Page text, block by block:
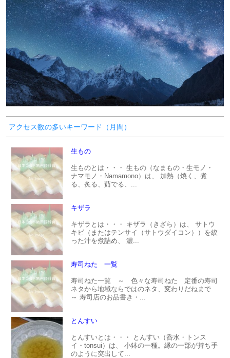
アクセス数の多いキーワード（月間）
生もの
生ものとは・・・ 生もの（なまもの・生モノ・
ナマモノ・Namamono）は、 加熱（焼く、煮
る、炙る、茹でる、...
キザラ
キザラとは・・・ キザラ（きざら）は、 サトウ
キビ（またはテンサイ（サトウダイコン））を絞
った汁を煮詰め、 濃...
寿司ねた 一覧
寿司ねた一覧 ～ 色々な寿司ねた 定番の寿司
ネタから地域ならではのネタ、変わりだねまで
～ 寿司店のお品書き・...
とんすい
とんすいとは・・・ とんすい（呑水・トンス
イ・tonsui）は、 小鉢の一種。縁の一部が持ち手
のように突出して...